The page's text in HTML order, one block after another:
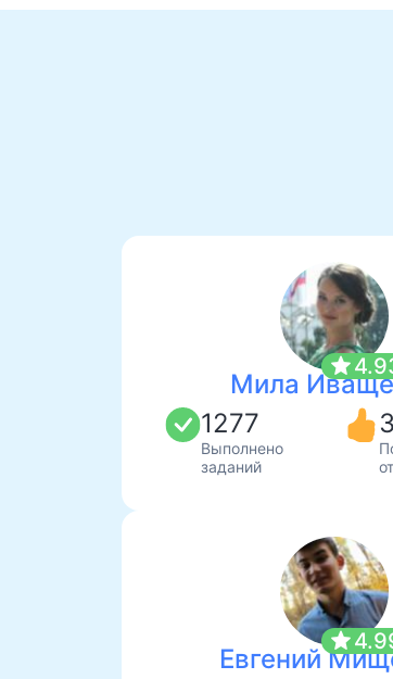
star
Мила
1277
Выполнено
заданий
star
Евгений